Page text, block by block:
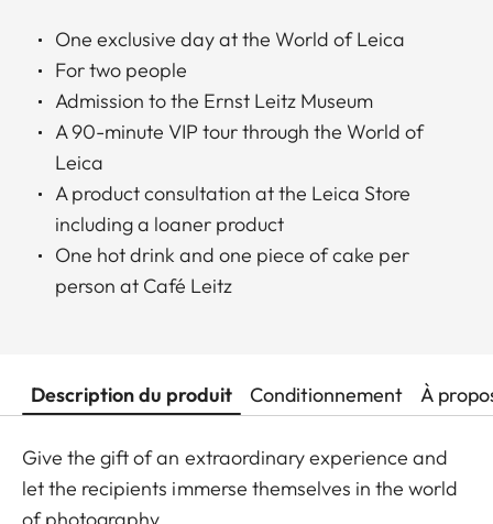
One exclusive day at the World of Leica
For two people
Admission to the Ernst Leitz Museum
A 90-minute VIP tour through the World of
Leica
A product consultation at the Leica Store
including a loaner product
One hot drink and one piece of cake per
person at Café Leitz
Description du produit Conditionnement À
Give the gift of an extraordinary experience and
let the recipients immerse themselves in the world